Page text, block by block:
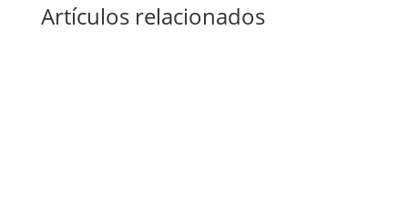
Artículos relacionados